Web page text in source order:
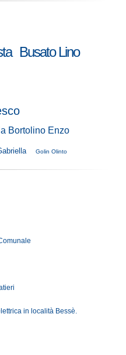
Busato Lino
Bortolino Enzo
Golin Olinto
in località Bessè.